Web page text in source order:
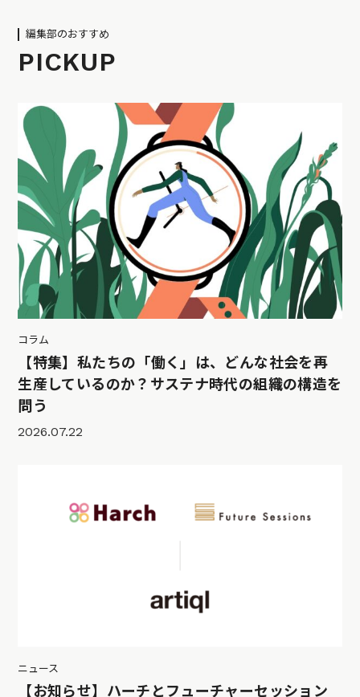
編集部のおすすめ
PICKUP
コラム
【特集】私たちの「働く」は、どんな社会を再
生産しているのか？サステナ時代の組織の構造を
問う
2026.07.22
ニュース
【お知らせ】ハーチとフューチャーセッション